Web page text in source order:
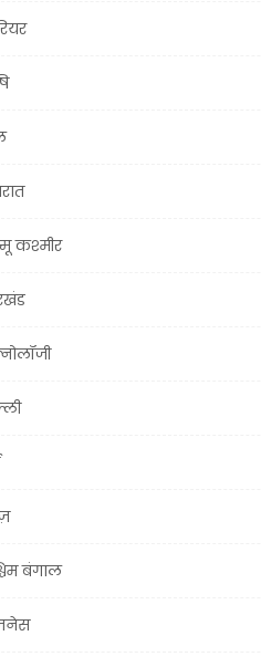
कश्मीर
बंगाल